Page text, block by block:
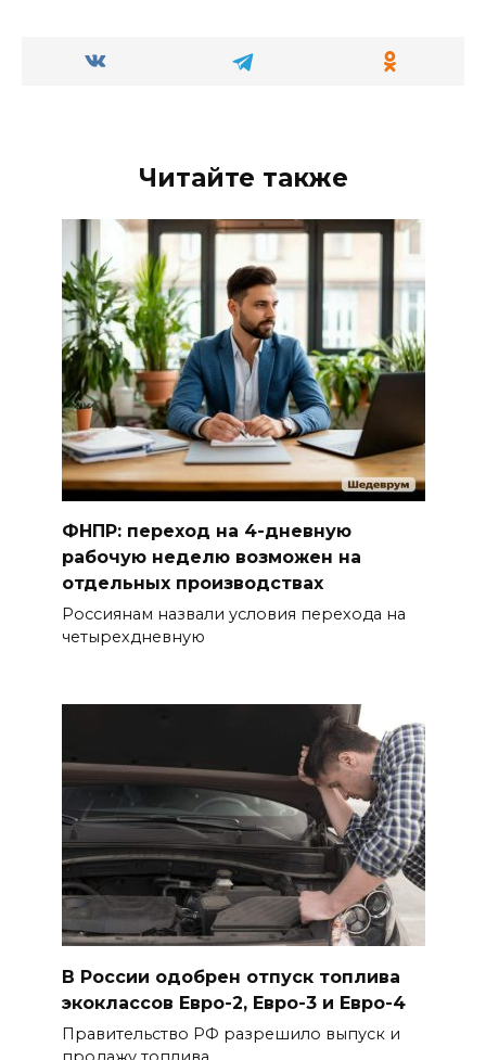
Читайте также
ФНПР: переход на 4-дневную
рабочую неделю возможен на
отдельных производствах
Россиянам назвали условия перехода на
четырехдневную
В России одобрен отпуск топлива
экоклассов Евро-2, Евро-3 и Евро-4
Правительство РФ разрешило выпуск и